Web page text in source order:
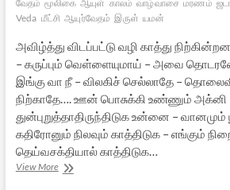
வேதம் மூலிகை ஆயுள் காலம் வாழ்வாசை மரணம்
Veda மீட்சி ஆயுர்வேதம் இருள் யமன்
அவிழ்த்து விடப்பட்டு வழி காத்து
– கருப்பும் வெள்ளையுமாய் – அவை
இங்கு வா நீ – விலகிச் செல்லாதே –
நிற்காதே…. ஊன் பொசுக்கி உண்ணும் அக்னி
துன்புறுத்தாதிருந்திடுக உன்னை – வானமும்
கதிரோனும் நிலவும் காத்திடுக – எங்கும்
தெய்வசக்தியால் காத்திடுக…
View Moreமரணமும்